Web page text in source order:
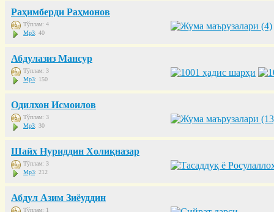
Раҳимберди Раҳмонов
Тўплам: 4
Mp3: 40
Абдулазиз Мансур
Тўплам: 3
Mp3: 150
Одилхон Исмоилов
Тўплам: 3
Mp3: 30
Шайх Нуриддин Холиқназар
Тўплам: 3
Mp3: 212
Абдул Азим Зиёуддин
Тўплам: 1